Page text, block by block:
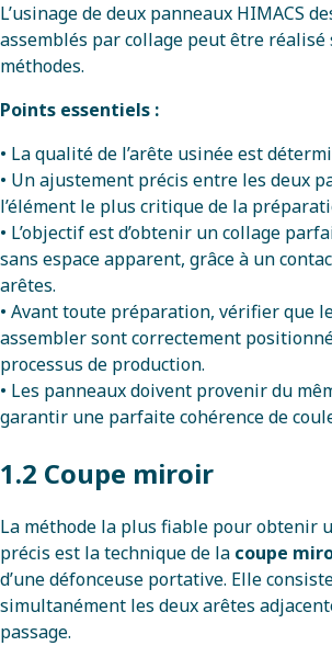
L’usinage de deux panneaux HIMACS
assemblés par collage peut être
méthodes.
Points essentiels :
• La qualité de l’arête usinée est
• Un ajustement précis entre les deux
l’élément le plus critique de la
• L’objectif est d’obtenir un collage
sans espace apparent, grâce à un
arêtes.
• Avant toute préparation, vérifier que
assembler sont correctement
processus de production.
• Les panneaux doivent provenir du
garantir une parfaite cohérence de
1.2 Coupe miroir
La méthode la plus fiable pour obtenir
précis est la technique de la coupe
d’une défonceuse portative. Elle
simultanément les deux arêtes
passage.